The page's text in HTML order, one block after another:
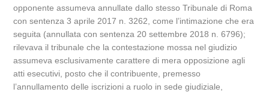
opponente assumeva annullate dallo stesso Tribunale di Roma
con sentenza 3 aprile 2017 n. 3262, come l’intimazione che era
seguita (annullata con sentenza 20 settembre 2018 n. 6796);
rilevava il tribunale che la contestazione mossa nel giudizio
assumeva esclusivamente carattere di mera opposizione agli
atti esecutivi, posto che il contribuente, premesso
l’annullamento delle iscrizioni a ruolo in sede giudiziale,